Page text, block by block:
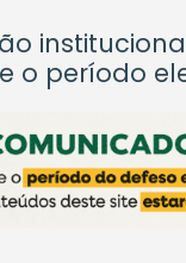
o período